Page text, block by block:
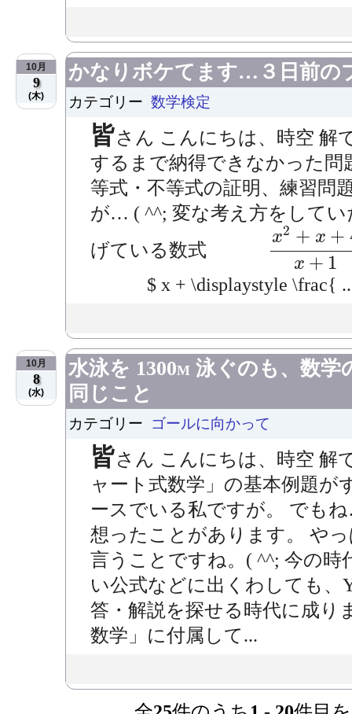
10月
9
(木)
かなりボケてます…３日前の
カテゴリー 数学検定
皆さん こんにちは、時空 解
するまで納得できなかった問
等式・不等式の証明、練習問
が… ( ^^; 変な考え方をして
げている数式
x2 + x +
x + 1
x2+x +4x +
$ x + \displaystyle \frac{
10月
8
(水)
水泳を 1300m 泳ぐのも、数
同じこと
カテゴリー ゴールに向かって
皆さん こんにちは、時空 解
ャート式数学」の基本例題が
ースでいる私ですが。 でも
想ったことがあります。 や
言うことですね。( ^^; 今の
い公式などに出くわしても、
答・解説を探せる時代に成り
数学」に付属して...